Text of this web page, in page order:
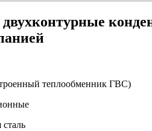
теплообменник ГВС)